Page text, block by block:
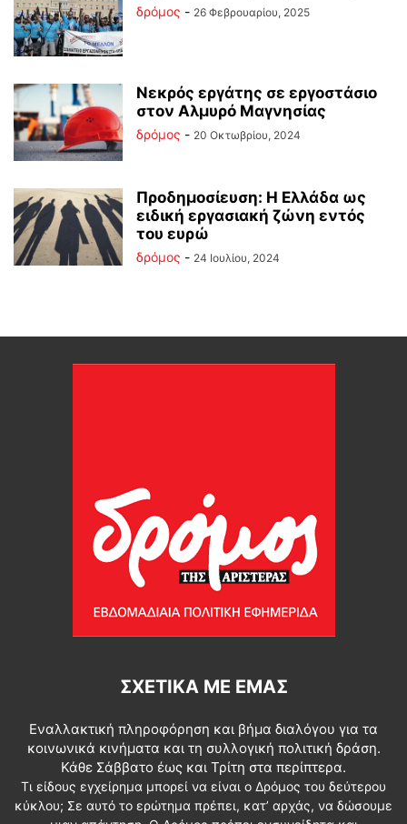
δρόμος - 26 Φεβρουαρίου, 2025
Νεκρός εργάτης σε εργοστάσιο
στον Αλμυρό Μαγνησίας
δρόμος - 20 Οκτωβρίου, 2024
Προδημοσίευση: Η Ελλάδα ως
ειδική εργασιακή ζώνη εντός
του ευρώ
δρόμος - 24 Ιουλίου, 2024
ΣΧΕΤΙΚΆ ΜΕ ΕΜΆΣ
Εναλλακτική πληροφόρηση και βήμα διαλόγου για τα
κοινωνικά κινήματα και τη συλλογική πολιτική δράση.
Κάθε Σάββατο έως και Τρίτη στα περίπτερα.
Τι είδους εγχείρημα μπορεί να είναι ο Δρόμος του δεύτερου
κύκλου; Σε αυτό το ερώτημα πρέπει, κατ’ αρχάς, να δώσουμε